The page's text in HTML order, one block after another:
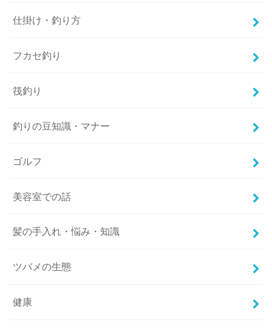
仕掛け・釣り方
フカセ釣り
筏釣り
釣りの豆知識・マナー
ゴルフ
美容室での話
髪の手入れ・悩み・知識
ツバメの生態
健康